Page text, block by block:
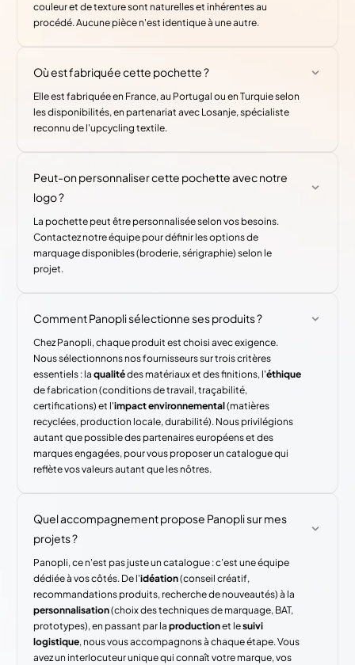
couleur et de texture sont naturelles et inhérentes au
procédé. Aucune pièce n'est identique à une autre.
Où est fabriquée cette pochette ?
Elle est fabriquée en France, au Portugal ou en Turquie selon
les disponibilités, en partenariat avec Losanje, spécialiste
reconnu de l'upcycling textile.
Peut-on personnaliser cette pochette avec notre
logo ?
La pochette peut être personnalisée selon vos besoins.
Contactez notre équipe pour définir les options de
marquage disponibles (broderie, sérigraphie) selon le
projet.
Comment Panopli sélectionne ses produits ?
Chez Panopli, chaque produit est choisi avec exigence.
Nous sélectionnons nos fournisseurs sur trois critères
essentiels : laqualitédes matériaux et des finitions, l'éthique
de fabrication (conditions de travail, traçabilité,
certifications) et l'impact environnemental(matières
recyclées, production locale, durabilité). Nous privilégions
autant que possible des partenaires européens et des
marques engagées, pour vous proposer un catalogue qui
reflète vos valeurs autant que les nôtres.
Quel accompagnement propose Panopli sur mes
projets ?
Panopli, ce n'est pas juste un catalogue : c'est une équipe
dédiée à vos côtés. De l'idéation(conseil créatif,
recommandations produits, recherche de nouveautés) à la
personnalisation(choix des techniques de marquage, BAT,
prototypes), en passant par laproductionet lesuivi
logistique, nous vous accompagnons à chaque étape. Vous
avez un interlocuteur unique qui connaît votre marque, vos